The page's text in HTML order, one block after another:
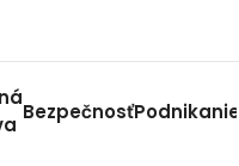
Bezpečnosť